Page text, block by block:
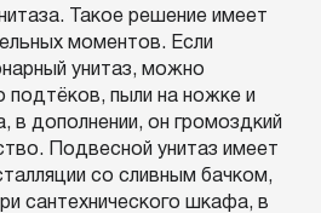
Такое решение имеет
моментов. Если
унитаз, можно
пыли на ножке и
в дополнении, он громоздкий
Подвесной унитаз имеет
со сливным бачком,
сантехнического шкафа, в